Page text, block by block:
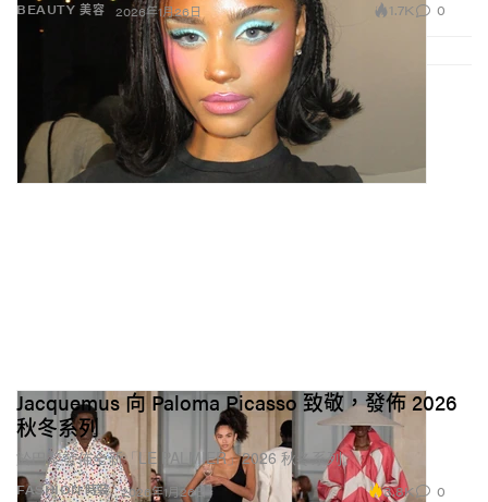
BEAUTY 美容 2026年1月26日 1.7K 0
FASHION 時裝
Jacquemus 向 Paloma Picasso 致敬，發佈 2026
秋冬系列
於巴黎發佈全新「LE PALMIER」2026 秋冬系列。
2026年1月26日 3.8K 0